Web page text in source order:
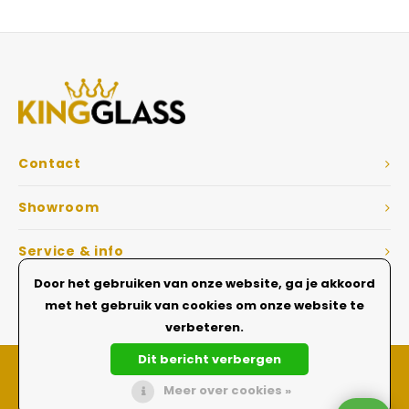
Contact
Showroom
Service & info
Dé Glazen wanden specialist
Door het gebruiken van onze website, ga je akkoord
met het gebruik van cookies om onze website te
verbeteren.
Dit bericht verbergen
Meer over cookies »